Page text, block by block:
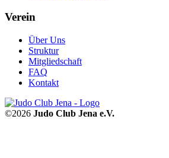
Verein
Über Uns
Struktur
Mitgliedschaft
FAQ
Kontakt
©2026 Judo Club Jena e.V.